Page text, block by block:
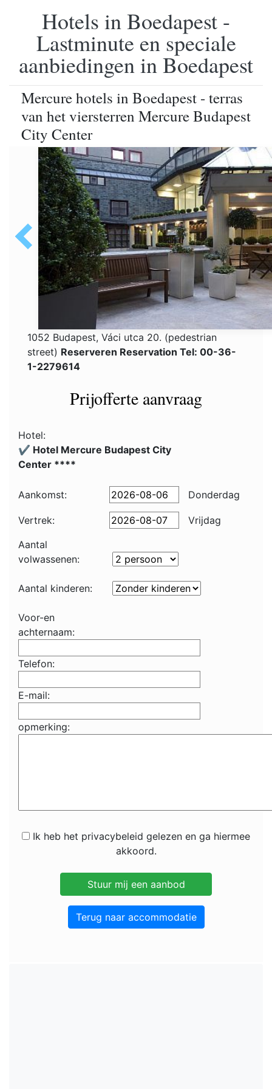
Hotels in Boedapest -
Lastminute en speciale
aanbiedingen in Boedapest
Mercure hotels in Boedapest - terras
van het viersterren Mercure Budapest
City Center
1052 Budapest, Váci utca 20. (pedestrian
street) Reserveren Reservation Tel: 00-36-
1-2279614
Prijofferte aanvraag
Hotel:
✔️ Hotel Mercure Budapest City
Center ****
Aankomst: Donderdag
Vertrek:
Vrijdag
Aantal
volwassenen:
Aantal kinderen:
Voor-en
achternaam:
Telefon:
E-mail:
opmerking:
Ik heb het privacybeleid gelezen en ga hiermee
akkoord.
Terug naar accommodatie